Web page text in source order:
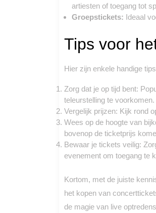
artiesten of toegang tot
Groepstickets: Ideaal
Tips voor
Hier zijn enkele handige
Zorg dat je op tijd bent:
teleurstelling te voorkomen.
Vergelijk prijzen: Kijk rond
Wees op de hoogte van
bovenop de ticketprijs
Bewaar je tickets veilig:
evenement om toegang te
Kortom, met de juiste
het kopen van
de magie van live